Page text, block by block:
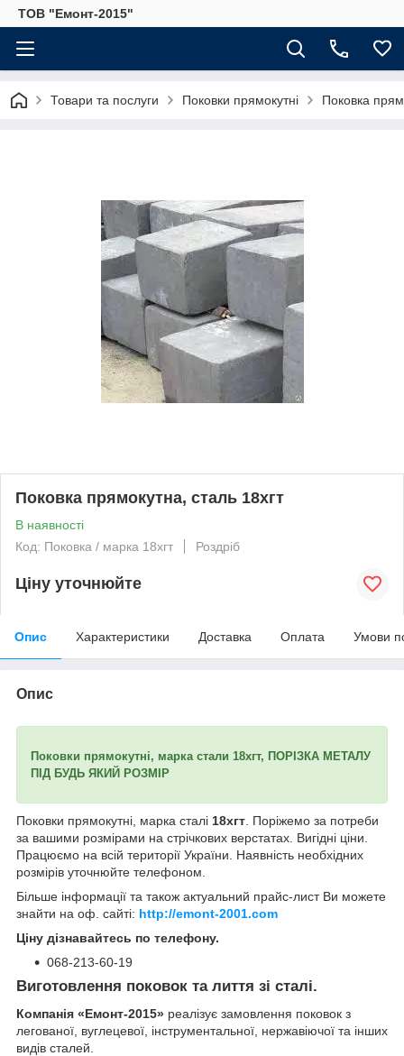
ТОВ "Емонт-2015"
Товари та послуги Поковки прямокутні Поковка
Поковка прямокутна, сталь 18хгт
В наявності
Код: Поковка / марка 18хгт
Роздріб
Ціну уточнюйте
Опис Характеристики Доставка Оплата Умови
Опис
Поковки прямокутні, марка стали 18хгт, ПОРІЗКА МЕТАЛУ
ПІД БУДЬ ЯКИЙ РОЗМІР
Поковки прямокутні, марка сталі 18хгт . Поріжемо за потреби
за вашими розмірами на стрічкових верстатах. Вигідні ціни.
Працюємо на всій території України. Наявність необхідних
розмірів уточнюйте телефоном.
Більше інформації та також актуальний прайс-лист Ви можете
знайти на оф. сайті: http://emont-2001.com
Ціну дізнавайтесь по телефону.
068-213-60-19
Виготовлення поковок та лиття зі сталі.
Компанія «Емонт-2015» реалізує замовлення поковок з
легованої, вуглецевої, інструментальної, нержавіючої та інших
видів сталей.